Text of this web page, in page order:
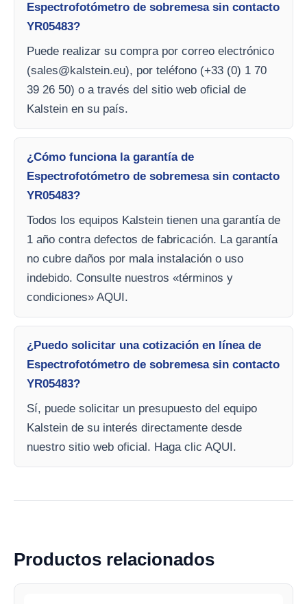
Espectrofotómetro de sobremesa sin contacto
YR05483?
Puede realizar su compra por correo electrónico
(sales@kalstein.eu), por teléfono (+33 (0) 1 70
39 26 50) o a través del sitio web oficial de
Kalstein en su país.
¿Cómo funciona la garantía de
Espectrofotómetro de sobremesa sin contacto
YR05483?
Todos los equipos Kalstein tienen una garantía de
1 año contra defectos de fabricación. La garantía
no cubre daños por mala instalación o uso
indebido. Consulte nuestros «términos y
condiciones» AQUI.
¿Puedo solicitar una cotización en línea de
Espectrofotómetro de sobremesa sin contacto
YR05483?
Sí, puede solicitar un presupuesto del equipo
Kalstein de su interés directamente desde
nuestro sitio web oficial. Haga clic AQUI.
Productos relacionados